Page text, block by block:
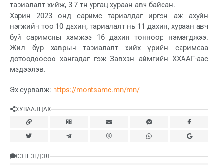
тариалалт хийж, 3.7 тн ургац хураан авч байсан.
Харин 2023 онд саримс тариалдаг иргэн аж ахуйн
нэгжийн тоо 10 дахин, тариалалт нь 11 дахин, хураан авч
буй саримсны хэмжээ 16 дахин тонноор нэмэгджээ.
Жил бүр хаврын тариалалт хийх үрийн саримсаа
дотоодоосоо хангадаг гэж Завхан аймгийн ХХААГ-аас
мэдээлэв.
Эх сурвалж: https://montsame.mn/mn/
ХУВААЛЦАХ
СЭТГЭГДЭЛ